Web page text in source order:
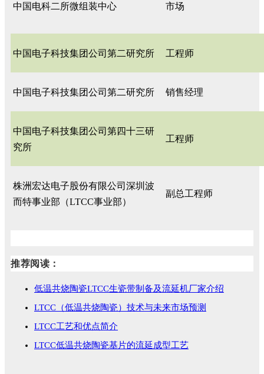
中国电科二所微组装中心 市场
中国电子科技集团公司第二研究所 工程师
中国电子科技集团公司第二研究所 销售经理
中国电子科技集团公司第四十三研
究所
工程师
株洲宏达电子股份有限公司深圳波
而特事业部（LTCC事业部）
副总工程师
推荐阅读：
低温共烧陶瓷LTCC生瓷带制备及流延机厂家介绍
LTCC（低温共烧陶瓷）技术与未来市场预测
LTCC工艺和优点简介
LTCC低温共烧陶瓷基片的流延成型工艺